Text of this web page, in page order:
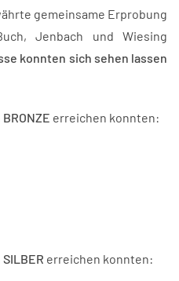
gemeinsame Erprobung
Jenbach und Wiesing
konnten sich sehen lassen
BRONZE erreichen konnten:
SILBER erreichen konnten: